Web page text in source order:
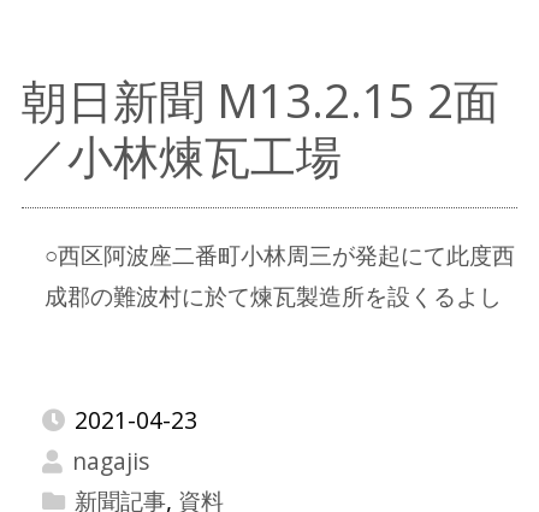
朝日新聞 M13.2.15 2面
／小林煉瓦工場
○西区阿波座二番町小林周三が発起にて此度西
成郡の難波村に於て煉瓦製造所を設くるよし
2021-04-23
nagajis
新聞記事, 資料